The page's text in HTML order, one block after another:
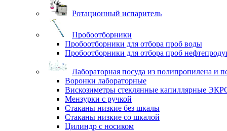
Ротационный испаритель
Пробоотборники
Пробоотборники для отбора проб воды
Пробоотборники для отбора проб
Лабораторная посуда из полипропилена и
Воронки лабораторные
Вискозиметры стеклянные капиллярные
Мензурки с ручкой
Стаканы низкие без шкалы
Стаканы низкие со шкалой
Цилиндр с носиком